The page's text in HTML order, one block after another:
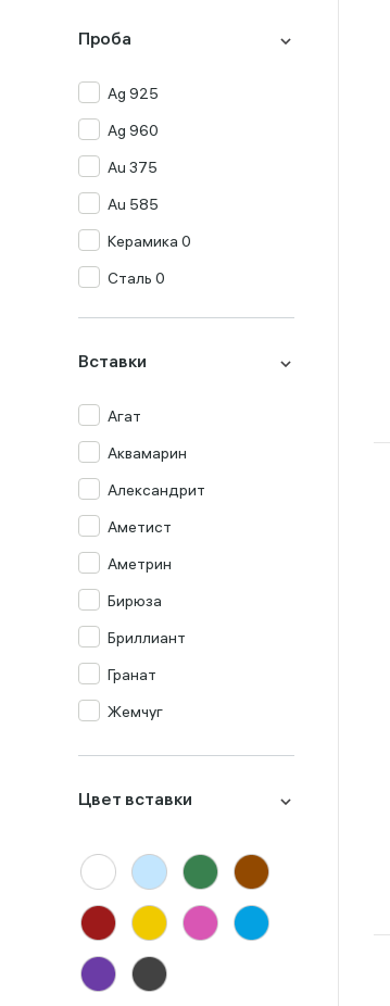
Проба
Ag 925
Ag 960
Au 375
Au 585
Керамика 0
Сталь 0
Вставки
Агат
Аквамарин
Александрит
Аметист
Аметрин
Бирюза
Бриллиант
Гранат
Жемчуг
Коралл
Корунд
Лондон-топаз
Малахит
Цвет вставки